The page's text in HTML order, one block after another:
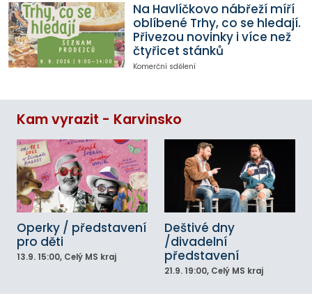
Na Havlíčkovo nábřeží míří
oblíbené Trhy, co se hledají.
Přivezou novinky i více než
čtyřicet stánků
Komerční sdělení
Kam vyrazit - Karvinsko
Operky / představení
pro děti
13.9. 15:00, Celý MS kraj
Deštivé dny
/divadelní
představení
21.9. 19:00, Celý MS kraj